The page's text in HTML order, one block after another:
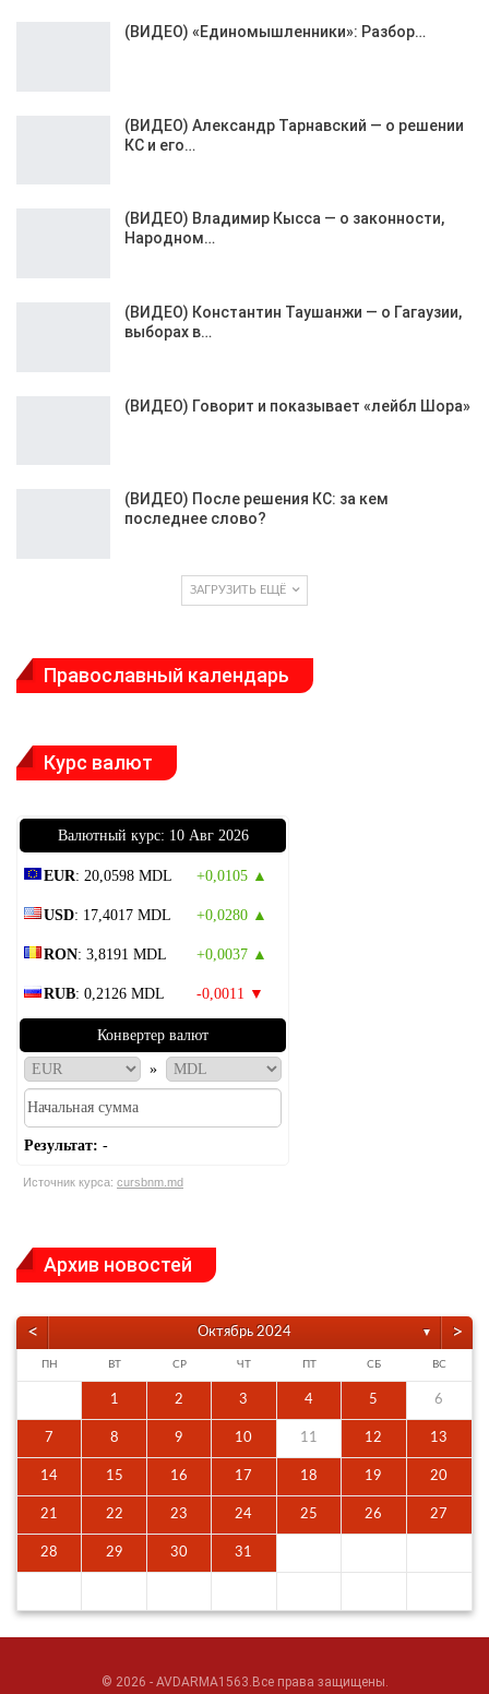
(ВИДЕО) «Единомышленники»: Разбор…
(ВИДЕО) Александр Тарнавский — о решении
КС и его…
(ВИДЕО) Владимир Кысса — о законности,
Народном…
(ВИДЕО) Константин Таушанжи — о Гагаузии,
выборах в…
(ВИДЕО) Говорит и показывает «лейбл Шора»
(ВИДЕО) После решения КС: за кем
последнее слово?
ЗАГРУЗИТЬ ЕЩЁ
Православный календарь
Курс валют
Bалютный курс: 10 Авг 2026
EUR: 20,0598 MDL +0,0105 ▲
USD: 17,4017 MDL +0,0280 ▲
RON: 3,8191 MDL +0,0037 ▲
RUB: 0,2126 MDL -0,0011 ▼
Конвертер валют
»
Результат: -
Источник курса: cursbnm.md
Архив новостей
< Октябрь 2024 ▼ >
ПН ВТ СР ЧТ ПТ СБ ВС
1 2 3 4 5 6
7 8 9 10 11 12 13
14 15 16 17 18 19 20
21 22 23 24 25 26 27
28 29 30 31
© 2026 - AVDARMA1563.Все права защищены.